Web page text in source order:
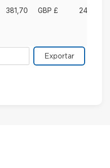
381,70 GBP £ 24